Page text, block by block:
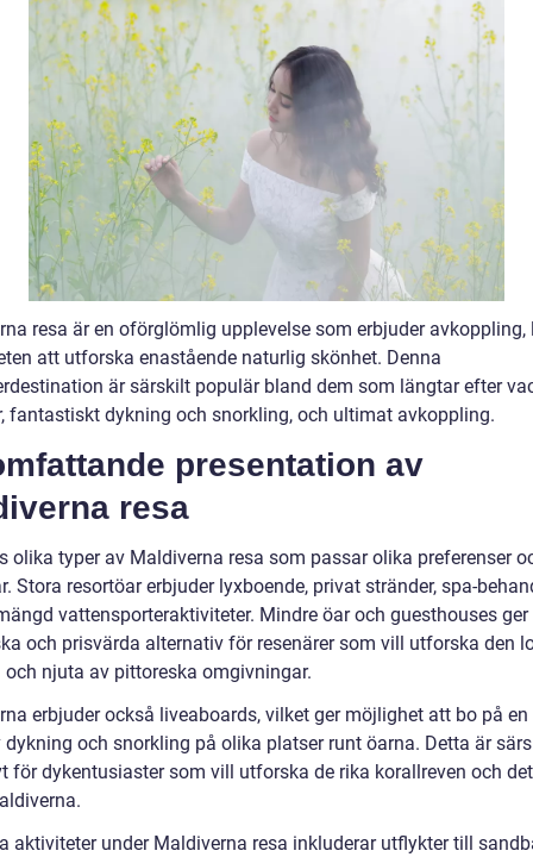
resa är en oförglömlig upplevelse som erbjuder avkoppling,
att utforska enastående naturlig skönhet. Denna
är särskilt populär bland dem som längtar efter
fantastiskt dykning och snorkling, och ultimat avkoppling.
presentation av
resa
olika typer av Maldiverna resa som passar olika preferenser
Stora resortöar erbjuder lyxboende, privat stränder, spa-
vattensporteraktiviteter. Mindre öar och guesthouses ger
och prisvärda alternativ för resenärer som vill utforska den
och njuta av pittoreska omgivningar.
erbjuder också liveaboards, vilket ger möjlighet att bo på
dykning och snorkling på olika platser runt öarna. Detta är
för dykentusiaster som vill utforska de rika korallreven och
aktiviteter under Maldiverna resa inkluderar utflykter till